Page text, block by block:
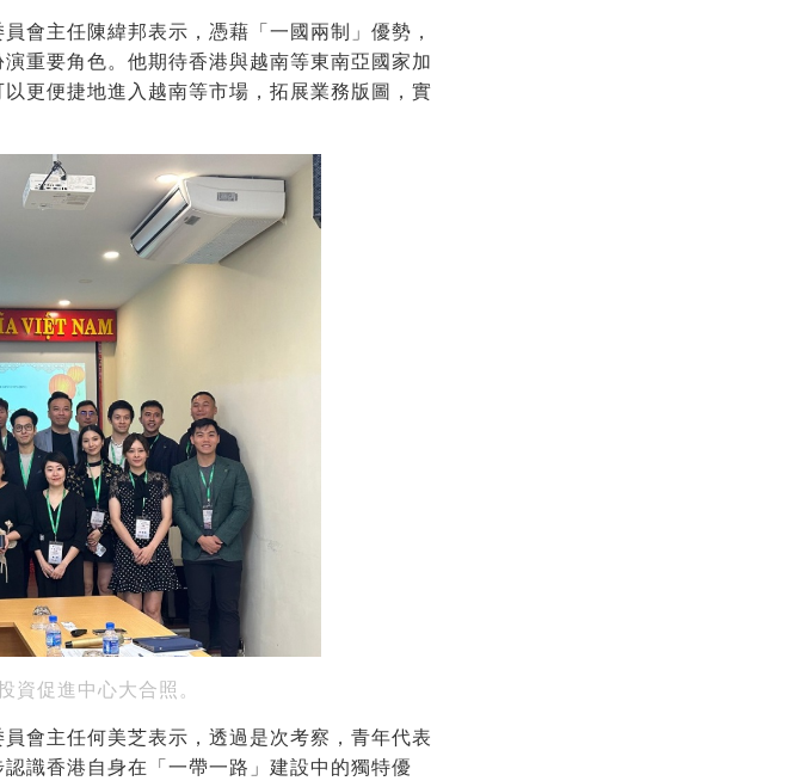
會主任陳緯邦表示，憑藉「一國兩制」優勢，
重要角色。他期待香港與越南等東南亞國家加
更便捷地進入越南等市場，拓展業務版圖，實
資促進中心大合照。
會主任何美芝表示，透過是次考察，青年代表
識香港自身在「一帶一路」建設中的獨特優